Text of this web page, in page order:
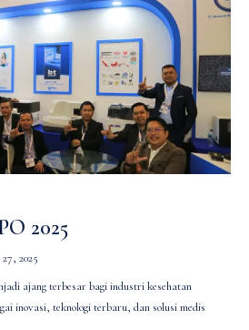
2025
2025
ajang terbesar bagi industri kesehatan
inovasi, teknologi terbaru, dan solusi medis